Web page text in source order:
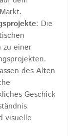
: Die
zu einer
des Alten
Geschick
visuelle